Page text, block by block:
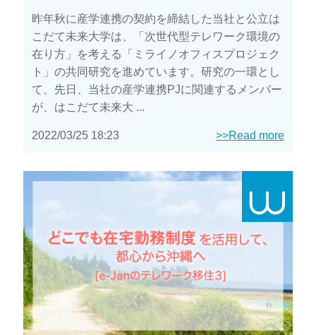
昨年秋に産学連携の契約を締結した当社と公立は
こだて未来大学は、「次世代型テレワーク環境の
在り方」を考える「ミライノオフィスプロジェク
ト」の共同研究を進めています。研究の一環とし
て、先日、当社の産学連携PJに関連するメンバー
が、はこだて未来大 ...
2022/03/25 18:23 >>Read more